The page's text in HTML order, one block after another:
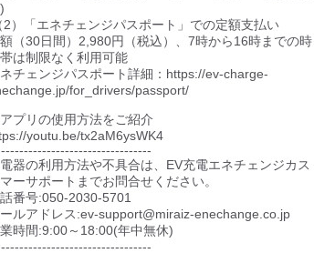
額（30日間）2,980円（税込）、7時から16時までの時
は制限なく利用可能
チェンジパスポート詳細：https://ev-charge-
for_drivers/passport/
プリの使用方法をご紹介
youtu.be/tx2aM6ysWK4
器の利用方法や不具合は、EV充電エネチェンジカス
ーサポートまでお問合せください。
番号:050-2030-5701
ールアドレス:ev-support@miraiz-enechange.co.jp
時間:9:00～18:00(年中無休)